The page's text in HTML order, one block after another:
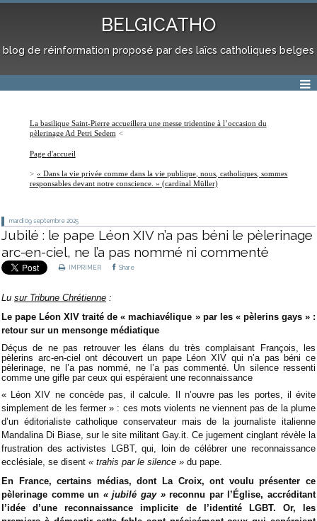
BELGICATHO
blog de réinformation proposé par des laïcs catholiques belges
La basilique Saint-Pierre accueillera une messe tridentine à l’occasion du
pèlerinage Ad Petri Sedem
Page d'accueil
« Dans la vie privée comme dans la vie publique, nous, catholiques, sommes
responsables devant notre conscience. » (cardinal Müller)
mardi 09 septembre 2025
Jubilé : le pape Léon XIV n’a pas béni le pèlerinage
arc-en-ciel, ne l’a pas nommé ni commenté
IMPRIMER Share
Lu sur Tribune Chrétienne :
Le pape Léon XIV traité de « machiavélique » par les « pèlerins gays » :
retour sur un mensonge médiatique
Déçus de ne pas retrouver les élans du très complaisant François, les
pèlerins arc-en-ciel ont découvert un pape Léon XIV qui n’a pas béni ce
pèlerinage, ne l’a pas nommé, ne l’a pas commenté. Un silence ressenti
comme une gifle par ceux qui espéraient une reconnaissance
« Léon XIV ne concède pas, il calcule. Il n’ouvre pas les portes, il évite
simplement de les fermer » : ces mots violents ne viennent pas de la plume
d’un éditorialiste catholique conservateur mais de la journaliste italienne
Mandalina Di Biase, sur le site militant Gay.it. Ce jugement cinglant révèle la
frustration des activistes LGBT, qui, loin de célébrer une reconnaissance
ecclésiale, se disent « trahis par le silence » du pape.
En France, certains médias, dont La Croix, ont voulu présenter ce
pèlerinage comme un « jubilé gay »reconnu par l’Église, accréditant
l’idée d’une reconnaissance implicite de l’identité LGBT. Or, les